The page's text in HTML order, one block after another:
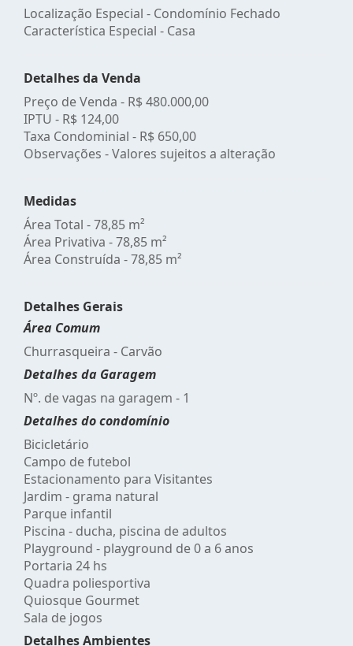
Localização Especial - Condomínio Fechado
Característica Especial - Casa
Detalhes da Venda
Preço de Venda - R$ 480.000,00
IPTU - R$ 124,00
Taxa Condominial - R$ 650,00
Observações - Valores sujeitos a alteração
Medidas
Área Total - 78,85 m²
Área Privativa - 78,85 m²
Área Construída - 78,85 m²
Detalhes Gerais
Área Comum
Churrasqueira - Carvão
Detalhes da Garagem
Nº. de vagas na garagem - 1
Detalhes do condomínio
Bicicletário
Campo de futebol
Estacionamento para Visitantes
Jardim - grama natural
Parque infantil
Piscina - ducha, piscina de adultos
Playground - playground de 0 a 6 anos
Portaria 24 hs
Quadra poliesportiva
Quiosque Gourmet
Sala de jogos
Detalhes Ambientes